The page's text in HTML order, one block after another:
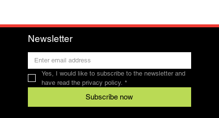
Newsletter
Yes, I would like to subscribe to the newsletter and
have read the privacy policy. *
Subscribe now